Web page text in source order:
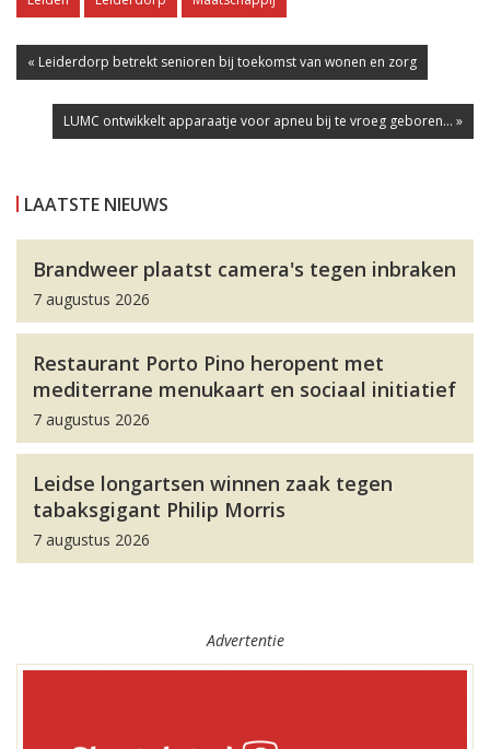
« Leiderdorp betrekt senioren bij toekomst van wonen en zorg
LUMC ontwikkelt apparaatje voor apneu bij te vroeg geboren... »
LAATSTE NIEUWS
Brandweer plaatst camera's tegen inbraken
7 augustus 2026
Restaurant Porto Pino heropent met
mediterrane menukaart en sociaal initiatief
7 augustus 2026
Leidse longartsen winnen zaak tegen
tabaksgigant Philip Morris
7 augustus 2026
Advertentie